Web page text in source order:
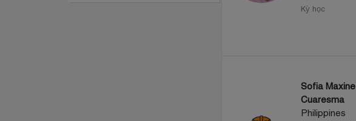
Kỳ học
Sofia Maxine
Cuaresma
Philippines